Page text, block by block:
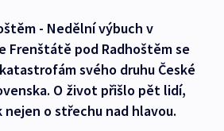
- Nedělní výbuch v
Frenštátě pod Radhoštěm se
svého druhu České
O život přišlo pět lidí,
o střechu nad hlavou.